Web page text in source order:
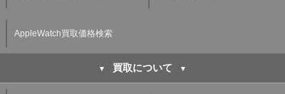
AppleWatch買取価格検索
買取について